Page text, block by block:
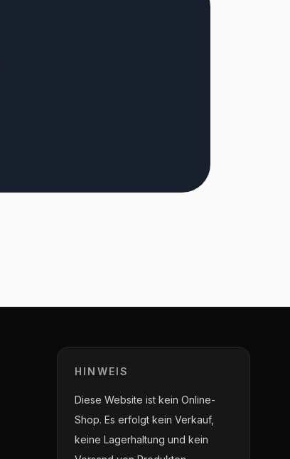
HINWEIS
Diese Website ist kein Online-
Shop. Es erfolgt kein Verkauf,
keine Lagerhaltung und kein